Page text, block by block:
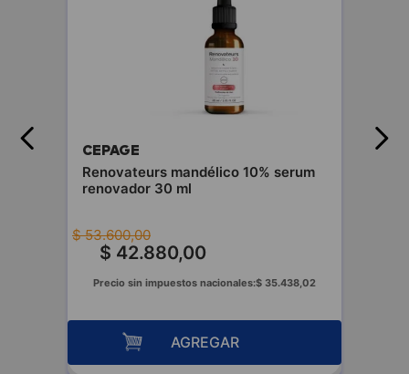
CEPAGE
Renovateurs mandélico 10% serum
renovador 30 ml
$ 53.600,00
$ 42.880,00
Precio sin impuestos nacionales:$ 35.438,02
AGREGAR